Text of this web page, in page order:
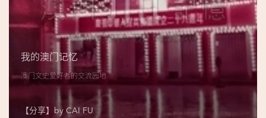
搜
地
我的澳门记忆
澳门文史爱好者的交流园地
【分享】by CAI FU